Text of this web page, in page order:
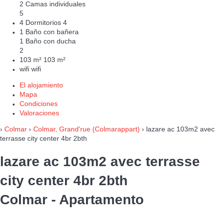
2 Camas individuales
5
4 Dormitorios 4
1 Baño con bañera
1 Baño con ducha
2
103 m² 103 m²
wifi wifi
El alojamiento
Mapa
Condiciones
Valoraciones
› Colmar › Colmar, Grand'rue (Colmarappart) › lazare ac 103m2 avec
terrasse city center 4br 2bth
lazare ac 103m2 avec terrasse
city center 4br 2bth
Colmar - Apartamento